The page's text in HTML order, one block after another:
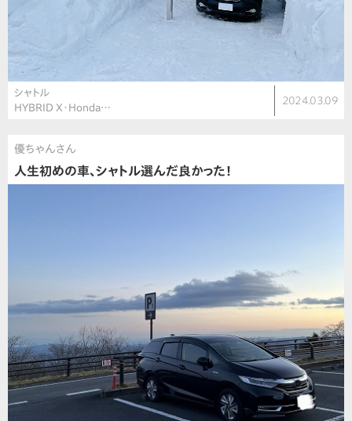
シャトル
HYBRID X・Honda…
2024.03.09
優ちゃんさん
人生初めの車、シャトル選んだ良かった！